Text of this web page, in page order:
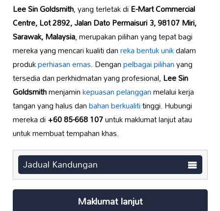
Lee Sin Goldsmith, yang terletak diE-Mart Commercial
Centre, Lot 2892, Jalan Dato Permaisuri 3, 98107 Miri,
Sarawak, Malaysia, merupakan pilihan yang tepat bagi
mereka yang mencari kualiti danreka bentuk unikdalam
produkperhiasan emas. Denganpelbagai pilihanyang
tersedia dan perkhidmatan yang profesional,Lee Sin
Goldsmithmenjaminkepuasan pelangganmelalui kerja
tangan yang halus danbahan berkualititinggi. Hubungi
mereka di+60 85-668 107untuk maklumat lanjut atau
untuk membuat tempahan khas.
Jadual Kandungan
Maklumat lanjut